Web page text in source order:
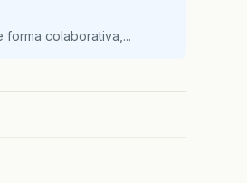
colaborativa,...